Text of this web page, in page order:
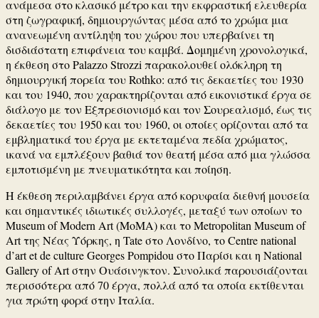
ανάμεσα στο κλασικό μέτρο και την εκφραστική ελευθερία
στη ζωγραφική, δημιουργώντας μέσα από το χρώμα μια
ανανεωμένη αντίληψη του χώρου που υπερβαίνει τη
δισδιάστατη επιφάνεια του καμβά. Δομημένη χρονολογικά,
η έκθεση στο Palazzo Strozzi παρακολουθεί ολόκληρη τη
δημιουργική πορεία του Rothko: από τις δεκαετίες του 1930
και του 1940, που χαρακτηρίζονται από εικονιστικά έργα σε
διάλογο με τον Εξπρεσιονισμό και τον Σουρεαλισμό, έως τις
δεκαετίες του 1950 και του 1960, οι οποίες ορίζονται από τα
εμβληματικά του έργα με εκτεταμένα πεδία χρώματος,
ικανά να εμπλέξουν βαθιά τον θεατή μέσα από μια γλώσσα
εμποτισμένη με πνευματικότητα και ποίηση.
Η έκθεση περιλαμβάνει έργα από κορυφαία διεθνή μουσεία
και σημαντικές ιδιωτικές συλλογές, μεταξύ των οποίων το
Museum of Modern Art (MoMA) και το Metropolitan Museum of
Art της Νέας Υόρκης, η Tate στο Λονδίνο, το Centre national
d’art et de culture Georges Pompidou στο Παρίσι και η National
Gallery of Art στην Ουάσινγκτον. Συνολικά παρουσιάζονται
περισσότερα από 70 έργα, πολλά από τα οποία εκτίθενται
για πρώτη φορά στην Ιταλία.